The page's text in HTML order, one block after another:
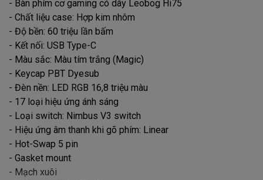
- Bàn phím cơ gaming có dây Leobog Hi75
- Chất liệu case: Hợp kim nhôm
- Độ bền: 60 triệu lần bấm
- Kết nối: USB Type-C
- Màu sắc: Màu tím trắng (Magic)
- Keycap PBT Dyesub
- Đèn nền: LED RGB 16,8 triệu màu
- 17 loại hiệu ứng ánh sáng
- Loại switch: Nimbus V3 switch
- Hiệu ứng âm thanh khi gõ phím: Linear
- Hot-Swap 5 pin
- Gasket mount
- Mạch xuôi